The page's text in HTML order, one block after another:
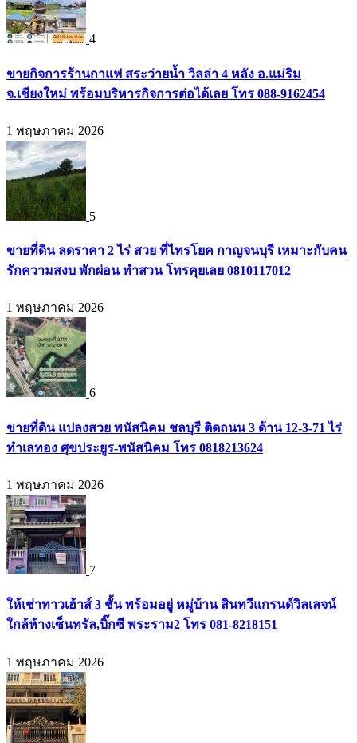
4
ขายกิจการร้านกาแฟ สระว่ายน้ำ วิลล่า 4 หลัง อ.แม่ริม
จ.เชียงใหม่ พร้อมบริหารกิจการต่อได้เลย โทร 088-9162454
1 พฤษภาคม 2026
5
ขายที่ดิน ลดราคา 2 ไร่ สวย ที่ไทรโยค กาญจนบุรี เหมาะกับคน
รักความสงบ พักผ่อน ทำสวน โทรคุยเลย 0810117012
1 พฤษภาคม 2026
6
ขายที่ดิน แปลงสวย พนัสนิคม ชลบุรี ติดถนน 3 ด้าน 12-3-71 ไร่
ทำเลทอง ศุขประยูร-พนัสนิคม โทร 0818213624
1 พฤษภาคม 2026
7
ให้เช่าทาวเฮ้าส์ 3 ชั้น พร้อมอยู่ หมู่บ้าน สินทวีแกรนด์วิลเลจน์
ใกล้ห้างเซ็นทรัล,บิ๊กซี พระราม2 โทร 081-8218151
1 พฤษภาคม 2026